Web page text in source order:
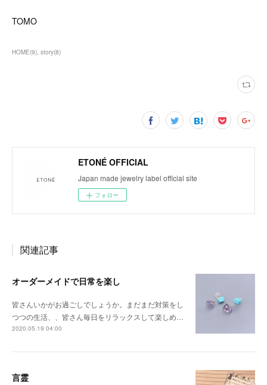
TOMO
HOME(9) story(8)
ETONÉ OFFICIAL
Japan made jewelry label official site
フォロー
関連記事
オーダーメイドで日常を楽し
皆さんいかがお過ごしでしょうか。まだまだ対策をし
つつの生活、、皆さん毎日をリラックスして楽しめ…
2020.05.19 04:00
言霊